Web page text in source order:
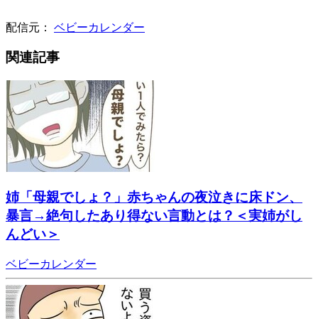
配信元： ベビーカレンダー
関連記事
姉「母親でしょ？」赤ちゃんの夜泣きに床ドン、
暴言→絶句したあり得ない言動とは？＜実姉がし
んどい＞
ベビーカレンダー